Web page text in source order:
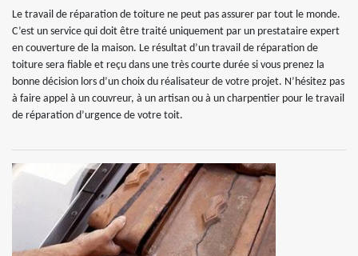
Le travail de réparation de toiture ne peut pas assurer par tout le monde.
C’est un service qui doit être traité uniquement par un prestataire expert
en couverture de la maison. Le résultat d’un travail de réparation de
toiture sera fiable et reçu dans une très courte durée si vous prenez la
bonne décision lors d’un choix du réalisateur de votre projet. N’hésitez pas
à faire appel à un couvreur, à un artisan ou à un charpentier pour le travail
de réparation d’urgence de votre toit.